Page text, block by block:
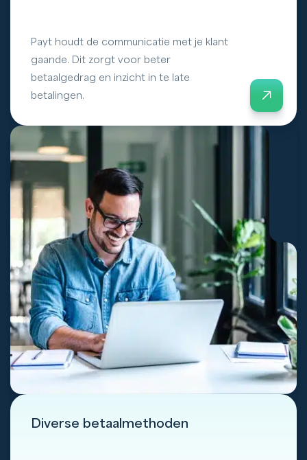
Payt houdt de communicatie met je klant
gaande. Dit zorgt voor beter
betaalgedrag en inzicht in te late
betalingen.
Diverse betaalmethoden